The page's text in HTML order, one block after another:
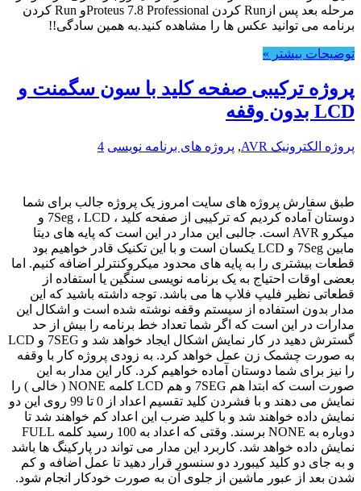
مرحله بعد پس ازRun کردن Proteus 7.8 Professionalو Run کردن
برنامه می توانید عکس ها را مشاهده کنید.به همین سادگی!!
توضیحات بیشتر »
پروژه ترکیبی صفحه کلید با سون سگمنت و
LCD بدون وقفه
پروژه الکترونیک AVR , پروژه های برنامه نویسی 4
طبق سفارش پروژه های سایت امروز یک پروژه جالب برای شما
دوستان آماده کردیم که ترکیبی از صفحه کلید ، 7Seg ، LCD و
میکرو AVR است. جالبی این مدار در این است که پایه های دیتا
مابین 7Seg و LCD یکسان است و با این تکنیک قادر خواهیم بود
قطعات بیشتری را به پایه های محدود میکروکنترلر اضافه کنیم. اما
بعضی اوقات احتیاج به یک برنامه نویسی سنگین یا استفاده از
قطعاتی نظیر فلیپ فلاپ ها می باشد. توجه داشته باشید که این
مدار بدون استفاده از سیستم وقفه نوشته شده است و اشکال این
مدارات در این است که اگر شما تعداد خط برنامه را بیش از حد
گسترش دهید در کار نمایش اشکال ایجاد خواهد شد و 7SEG و LCD
به صورت چشمک زن عمل خواهد کرد. به زودی پروژه کار با وقفه
را نیز برای شما دوستان آماده خواهیم کرد. کار این مدار به این
صورت است که ابتدا هم 7SEG و هم LCD کلمه NONE ( خالی ) را
نمایش می دهند و با فشردن کلید تقسیم اعداد از 0 تا 99 روی این دو
نمایش داده خواهند شد و با کلید ضرب این اعداد کم خواهند شد تا
دوباره به NONE برسند. وقتی که اعداد به 100 رسید کلمه FULL
نمایش داده خواهد شد. کاربرد این مدار می تواند در پارکینگ ها باشد
و به جای دو کلید کیبورد دو سنسور قرار دهید تا عمل اضافه و کم
شدن بعد از عبور ماشین از جلوی آن به صورت خودکار انجام شود.